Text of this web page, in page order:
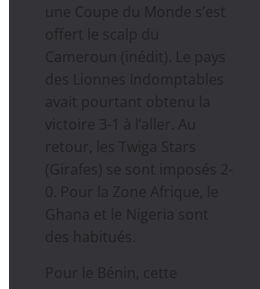
une Coupe du Monde s’est
offert le scalp du
Cameroun (inédit). Le pays
des Lionnes Indomptables
avait pourtant obtenu la
victoire 3-1 à l’aller. Au
retour, les Twiga Stars
(Girafes) se sont imposés 2-
0. Pour la Zone Afrique, le
Ghana et le Nigeria sont
des habitués.
Pour le Bénin, cette